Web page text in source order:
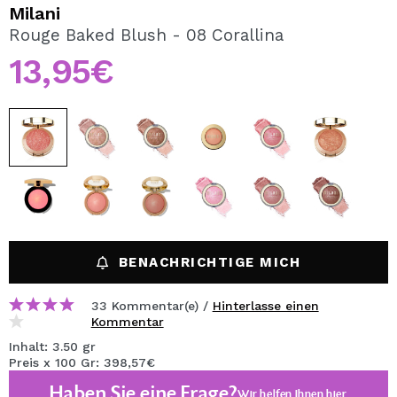
REGISTRIEREN
Durch die Erstellung eines Kontos bei Maquillalia.de
können Sie Ihre Einkäufe schnell tätigen, den Status Ihrer
einsehen.
BENUTZERKONTO ERSTELLEN
Milani
Rouge Baked Blush - 08 Corallina
13,95€
BENACHRICHTIGE MICH
33 Kommentar(e) / Hinterlasse einen
Kommentar
Inhalt: 3.50 gr
Preis x 100 Gr: 398,57€
Wir helfen Ihnenhier